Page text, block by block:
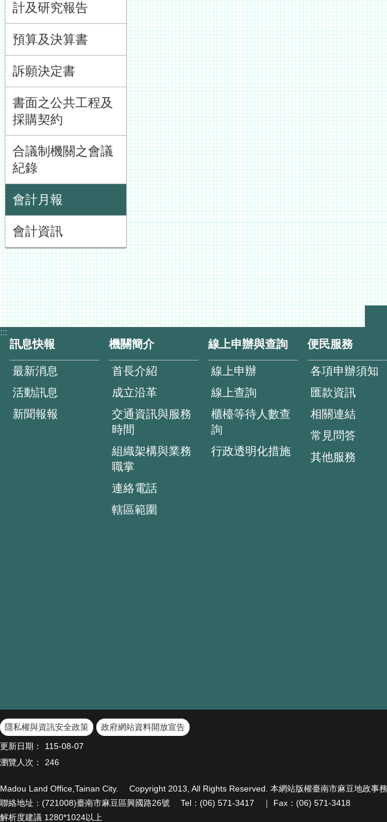
計及研究報告
預算及決算書
訴願決定書
書面之公共工程及
採購契約
合議制機關之會議
紀錄
會計月報
會計資訊
:::
訊息快報
最新消息
活動訊息
新聞報報
機關簡介
首長介紹
成立沿革
交通資訊與服務
時間
組織架構與業務
職掌
連絡電話
轄區範圍
線上申辦與查詢
線上申辦
線上查詢
櫃檯等待人數查
詢
行政透明化措施
便民服務
各項申辦須知
匯款資訊
相關連結
常見問答
其他服務
隱私權與資訊安全政策
政府網站資料開放宣告
更新日期：
115-08-07
瀏覽人次：
246
Madou Land Office,Tainan City. Copyright 2013, All Rights Reserved. 本網站版權臺南市麻豆地政事
聯絡地址：(721008)臺南市麻豆區興國路26號 Tel：(06) 571-3417 ｜ Fax：(06) 571-3418
解析度建議 1280*1024以上